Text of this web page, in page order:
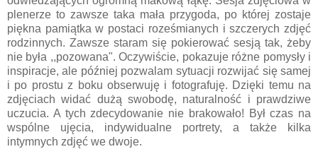
plenerze to zawsze taka mała przygoda, po której zostaje
piękna pamiątka w postaci roześmianych i szczerych zdjęć
rodzinnych. Zawsze staram się pokierować sesją tak, żeby
nie była ,,pozowana". Oczywiście, pokazuje różne pomysły i
inspiracje, ale później pozwalam sytuacji rozwijać się samej
i po prostu z boku obserwuję i fotografuję. Dzięki temu na
zdjęciach widać dużą swobodę, naturalność i prawdziwe
uczucia. A tych zdecydowanie nie brakowało! Był czas na
wspólne ujęcia, indywidualne portrety, a także kilka
intymnych zdjęć we dwoje.